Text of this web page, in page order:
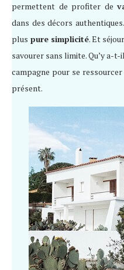
permettent de profiter de
dans des décors
plus pure simplicité. Et
savourer sans limite. Qu’y a-
campagne pour se
présent.